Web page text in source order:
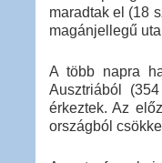
maradtak el (18
magánjellegű
A több napra
Ausztriából
érkeztek. Az
országból